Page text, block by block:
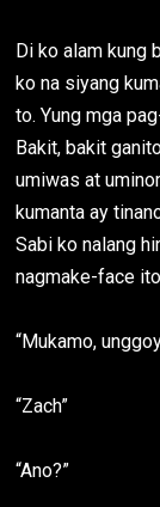
Di ko alam kung
ko na siyang
to. Yung mga
Bakit, bakit
umiwas at
kumanta ay
Sabi ko nalang
nagmake-face
“Mukamo,
“Zach”
“Ano?”